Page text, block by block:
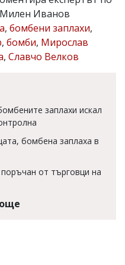
Милен Иванов
, бомбени заплахи,
, бомби, Мирослав
, Славчо Велков
заплахи искал
бомбена заплаха в
от търговци на